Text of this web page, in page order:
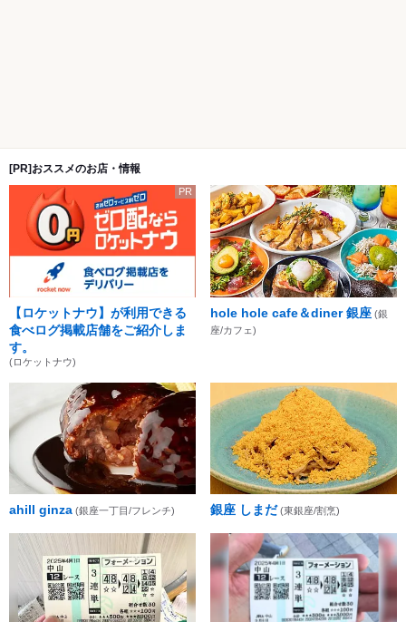
[PR]おススメのお店・情報
PR
【ロケットナウ】が利用できる
食べログ掲載店舗をご紹介しま
す。
(ロケットナウ)
hole hole cafe＆diner 銀座 (銀
座/カフェ)
ahill ginza (銀座一丁目/フレンチ) 銀座 しまだ (東銀座/割烹)